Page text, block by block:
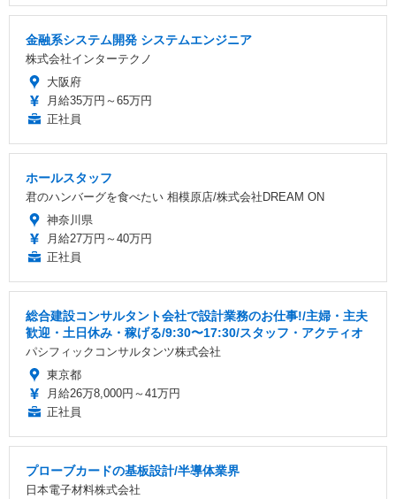
金融系システム開発 システムエンジニア
株式会社インターテクノ
大阪府
月給35万円～65万円
正社員
ホールスタッフ
君のハンバーグを食べたい 相模原店/株式会社DREAM ON
神奈川県
月給27万円～40万円
正社員
総合建設コンサルタント会社で設計業務のお仕事!/主婦・主夫
歓迎・土日休み・稼げる/9:30〜17:30/スタッフ・アクティオ
パシフィックコンサルタンツ株式会社
東京都
月給26万8,000円～41万円
正社員
プローブカードの基板設計/半導体業界
日本電子材料株式会社